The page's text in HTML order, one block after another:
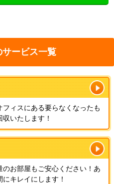
ービス一覧
フィスにある要らなくなったも
いたします！
のお部屋もご安心ください！あ
にキレイにします！